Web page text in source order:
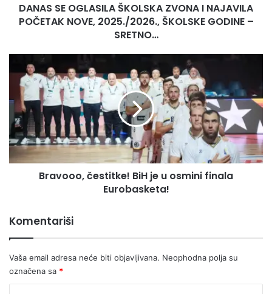
2025./2026.,
ŠKOLSKE
SRETNO…
DANAS SE OGLASILA ŠKOLSKA ZVONA I NAJAVILA
POČETAK NOVE, 2025./2026., ŠKOLSKE GODINE –
SRETNO…
čestitke!
BiH
je
osmini
finala
Eurobasketa!
Bravooo, čestitke! BiH je u osmini finala
Eurobasketa!
Komentariši
Vaša email adresa neće biti objavljivana. Neophodna polja su
označena sa *